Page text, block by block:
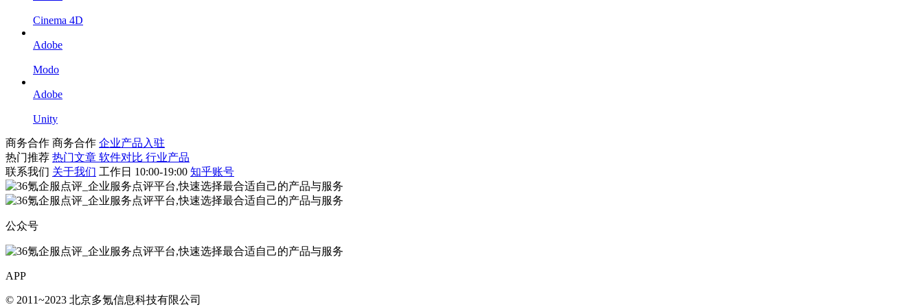
Cinema 4D
Adobe
Modo
Adobe
Unity
商务合作 商务合作 企业产品入驻
热门推荐 热门文章 软件对比 行业产品
联系我们 关于我们 工作日 10:00-19:00 知乎账号
公众号
APP
© 2011~2023 北京多氪信息科技有限公司